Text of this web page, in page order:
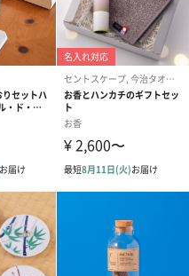
を和らげリフレッシュし
合わせた爽快感あふれるブ
のシトラス感が見事に調和
、どんなときでも気分転換
。